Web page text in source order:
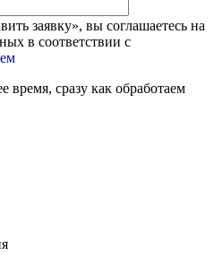
заявку», вы соглашаетесь на
в соответствии с
сразу как обработаем